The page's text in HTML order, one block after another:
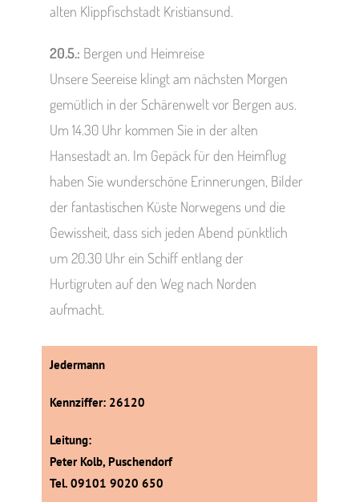
alten Klippfischstadt Kristiansund.
20.5.: Bergen und Heimreise
Unsere Seereise klingt am nächsten Morgen
gemütlich in der Schärenwelt vor Bergen aus.
Um 14.30 Uhr kommen Sie in der alten
Hansestadt an. Im Gepäck für den Heimflug
haben Sie wunderschöne Erinnerungen, Bilder
der fantastischen Küste Norwegens und die
Gewissheit, dass sich jeden Abend pünktlich
um 20.30 Uhr ein Schiff entlang der
Hurtigruten auf den Weg nach Norden
aufmacht.
Jedermann
Kennziffer: 26120
Leitung:
Peter Kolb, Puschendorf
Tel. 09101 9020 650